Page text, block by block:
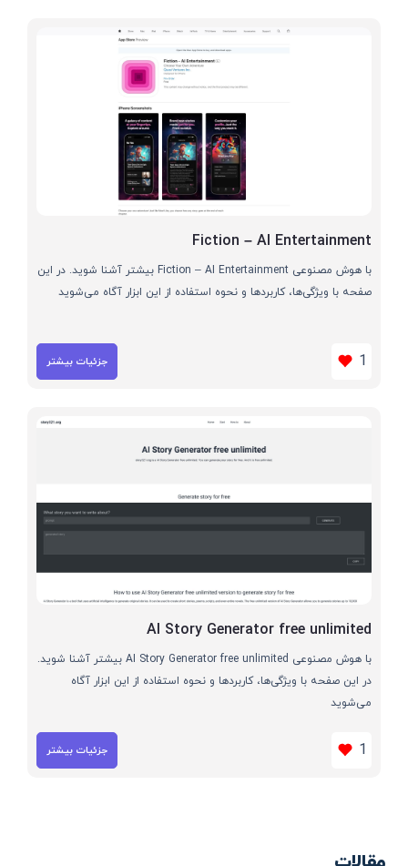
Fiction – AI Entertainment
با هوش مصنوعی Fiction – AI Entertainment بیشتر آشنا شوید. در این
صفحه با ویژگی‌ها، کاربردها و نحوه استفاده از این ابزار آگاه می‌شوید
1 جزئیات بیشتر
AI Story Generator free unlimited
با هوش مصنوعی AI Story Generator free unlimited بیشتر آشنا شوید.
در این صفحه با ویژگی‌ها، کاربردها و نحوه استفاده از این ابزار آگاه
می‌شوید
1 جزئیات بیشتر